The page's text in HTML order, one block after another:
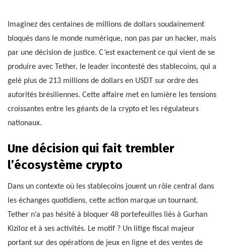
Imaginez des centaines de millions de dollars soudainement
bloqués dans le monde numérique, non pas par un hacker, mais
par une décision de justice. C’est exactement ce qui vient de se
produire avec Tether, le leader incontesté des stablecoins, qui a
gelé plus de 213 millions de dollars en USDT sur ordre des
autorités brésiliennes. Cette affaire met en lumière les tensions
croissantes entre les géants de la crypto et les régulateurs
nationaux.
Une décision qui fait trembler
l’écosystème crypto
Dans un contexte où les stablecoins jouent un rôle central dans
les échanges quotidiens, cette action marque un tournant.
Tether n’a pas hésité à bloquer 48 portefeuilles liés à Gurhan
Kiziloz et à ses activités. Le motif ? Un litige fiscal majeur
portant sur des opérations de jeux en ligne et des ventes de